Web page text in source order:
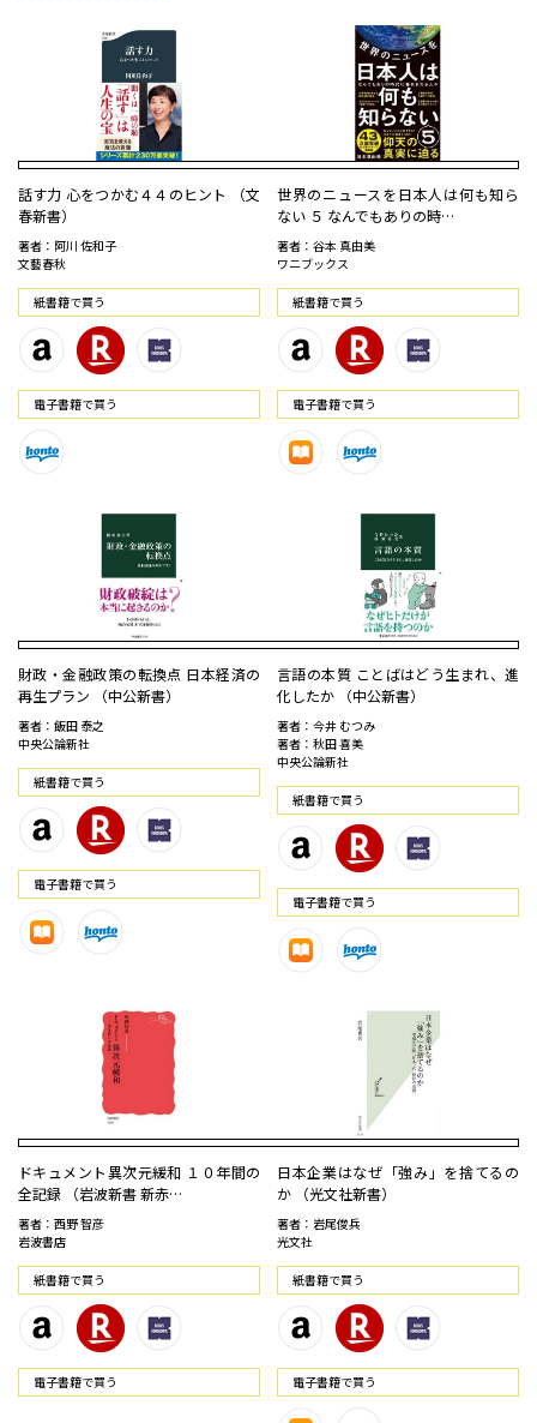
話す力 心をつかむ４４のヒント （文
春新書）
著者：阿川 佐和子
文藝春秋
紙書籍で買う
電⼦書籍で買う
世界のニュースを日本人は何も知ら
ない ５ なんでもありの時…
著者：谷本 真由美
ワニブックス
紙書籍で買う
電⼦書籍で買う
財政・金融政策の転換点 日本経済の
再生プラン （中公新書）
著者：飯田 泰之
中央公論新社
紙書籍で買う
電⼦書籍で買う
言語の本質 ことばはどう生まれ、進
化したか （中公新書）
著者：今井 むつみ
著者：秋田 喜美
中央公論新社
紙書籍で買う
電⼦書籍で買う
ドキュメント異次元緩和 １０年間の
全記録 （岩波新書 新赤…
著者：西野 智彦
岩波書店
紙書籍で買う
電⼦書籍で買う
日本企業はなぜ「強み」を捨てるの
か （光文社新書）
著者：岩尾俊兵
光文社
紙書籍で買う
電⼦書籍で買う